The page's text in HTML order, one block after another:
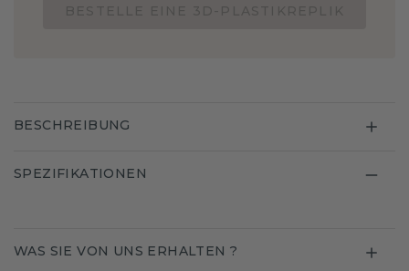
BESCHREIBUNG
SPEZIFIKATIONEN
WAS SIE VON UNS ERHALTEN ?